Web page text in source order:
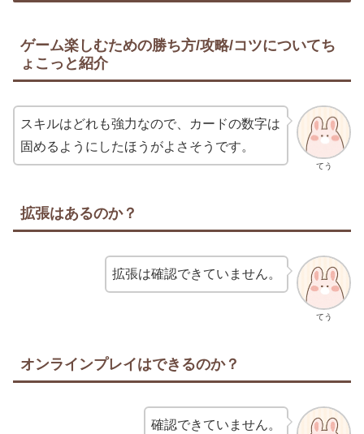
ゲーム楽しむための勝ち方/攻略/コツについてち
ょこっと紹介
てう
スキルはどれも強力なので、カードの数字は
固めるようにしたほうがよさそうです。
拡張はあるのか？
てう
拡張は確認できていません。
オンラインプレイはできるのか？
確認できていません。